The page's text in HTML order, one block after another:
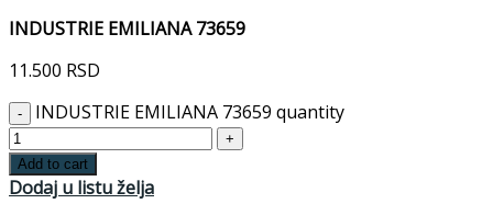
INDUSTRIE EMILIANA 73659
11.500 RSD
INDUSTRIE EMILIANA 73659 quantity
Add to cart
Dodaj u listu želja